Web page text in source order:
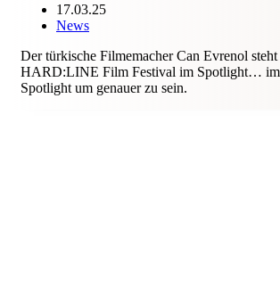
17.03.25
News
Der türkische Filmemacher Can Evrenol
HARD:LINE Film Festival im Spotlight… im
Spotlight um genauer zu sein.